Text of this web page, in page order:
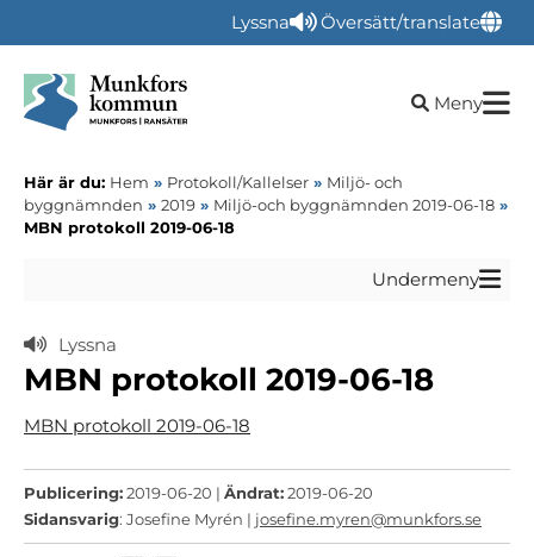
Lyssna Översätt/translate
Öppna
Meny
Här är du: Hem » Protokoll/Kallelser » Miljö- och
byggnämnden » 2019 » Miljö-och byggnämnden 2019-06-18 »
MBN protokoll 2019-06-18
Undermeny
Lyssna
MBN protokoll 2019-06-18
MBN protokoll 2019-06-18
Publicering:2019-06-20 | Ändrat:2019-06-20
Sidansvarig: Josefine Myrén | josefine.myren@munkfors.se